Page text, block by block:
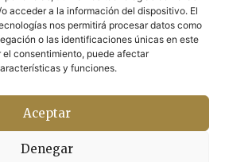
acceder a la información del dispositivo. El
nos permitirá procesar datos como
o las identificaciones únicas en este
consentimiento, puede afectar
y funciones.
Aceptar
Denegar